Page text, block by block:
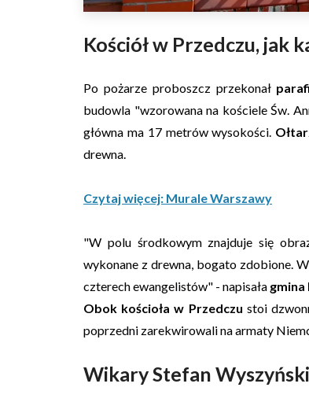
Kościół w Przedczu, jak
Po pożarze proboszcz przekonał
budowla "wzorowana na kościele Św.
główna ma 17 metrów wysokości.
drewna.
Czytaj więcej: Murale Warszawy
"W polu środkowym znajduje się
wykonane z drewna, bogato zdobione.
czterech ewangelistów" - napisała gmina
Obok kościoła w Przedczu stoi
poprzedni zarekwirowali na armaty
Wikary Stefan Wyszyński